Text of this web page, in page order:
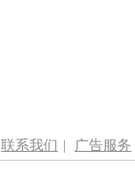
联系我们 | 广告服务